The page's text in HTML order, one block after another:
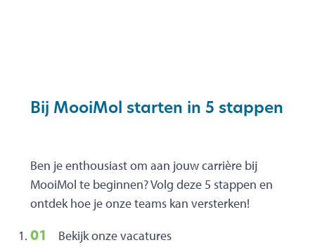
Bij MooiMol starten in 5 stappen
Ben je enthousiast om aan jouw carrière bij
MooiMol te beginnen? Volg deze 5 stappen en
ontdek hoe je onze teams kan versterken!
Bekijk onze vacatures